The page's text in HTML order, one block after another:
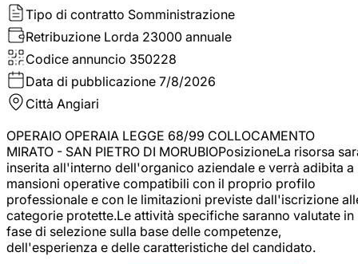
Tipo di contratto Somministrazione
Retribuzione Lorda 23000 annuale
Codice annuncio 350228
Data di pubblicazione 7/8/2026
Città Angiari
OPERAIO OPERAIA LEGGE 68/99 COLLOCAMENTO
MIRATO - SAN PIETRO DI MORUBIOPosizioneLa risorsa
inserita all'interno dell'organico aziendale e verrà adibita a
mansioni operative compatibili con il proprio profilo
professionale e con le limitazioni previste dall'iscrizione
categorie protette.Le attività specifiche saranno valutate in
fase di selezione sulla base delle competenze,
dell'esperienza e delle caratteristiche del candidato.